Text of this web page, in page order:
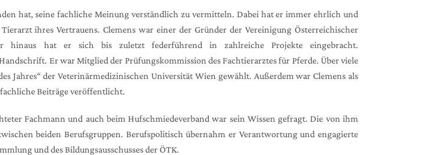
hat, seine fachliche Meinung verständlich zu vermitteln. Dabei hat er immer ehrlich und
ihres Vertrauens. Clemens war einer der Gründer der Vereinigung Österreichischer
hat er sich bis zuletzt federführend in zahlreiche Projekte eingebracht.
Er war Mitglied der Prüfungskommission des Fachtierarztes für Pferde. Über viele
Jahres“ der Veterinärmedizinischen Universität Wien gewählt. Außerdem war Clemens als
Beiträge veröffentlicht.
Fachmann und auch beim Hufschmiedeverband war sein Wissen gefragt. Die von ihm
beiden Berufsgruppen. Berufspolitisch übernahm er Verantwortung und engagierte
und des Bildungsausschusses der ÖTK.